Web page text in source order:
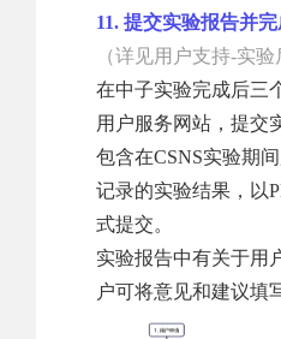
11. 提交实验报告并
（详见用户支持-实验
在中子实验完成后三
用户服务网站，提交
包含在CSNS实验期
记录的实验结果，以
式提交。
实验报告中有关于用
户可将意见和建议填